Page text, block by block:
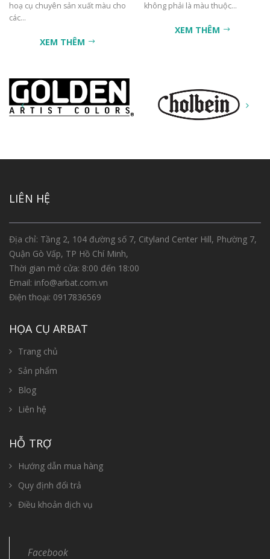
hoạ cụ chuyên sản xuất màu cho
các...
XEM THÊM
không phải là màu thuộc...
XEM THÊM
LIÊN HỆ
Địa chỉ: Tầng 2, 104 đường số 7, Cityland Center Hill, Phường 7,
Quận Gò Vấp, TP Hồ Chí Minh,
Thời gian mở cửa: 8:00 đến 18:00
Email: info@arbat.com.vn
Điện thoại: 0917836569
HỌA CỤ ARBAT
Trang chủ
Sản phẩm
Blog
Liên hệ
HỖ TRỢ
Hướng dẫn mua hàng
Quy định đổi trả
Điều khoản dịch vụ
Facebook